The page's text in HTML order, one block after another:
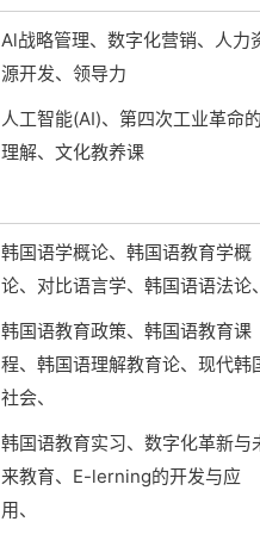
Al战略管理、数字化营销、人力
源开发、领导力
人工智能(AI)、第四次工业革命的
理解、文化教养课
韩国语学概论、韩国语教育学概
论、对比语言学、韩国语语法论、
韩国语教育政策、韩国语教育课
程、韩国语理解教育论、现代韩
社会、
韩国语教育实习、数字化革新与
来教育、E-lerning的开发与应
用、